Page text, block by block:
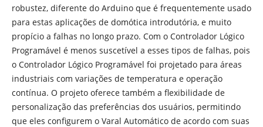
robustez, diferente do Arduino que é frequentemente usado
para estas aplicações de domótica introdutória, e muito
propício a falhas no longo prazo. Com o Controlador Lógico
Programável é menos suscetível a esses tipos de falhas, pois
o Controlador Lógico Programável foi projetado para áreas
industriais com variações de temperatura e operação
contínua. O projeto oferece também a flexibilidade de
personalização das preferências dos usuários, permitindo
que eles configurem o Varal Automático de acordo com suas